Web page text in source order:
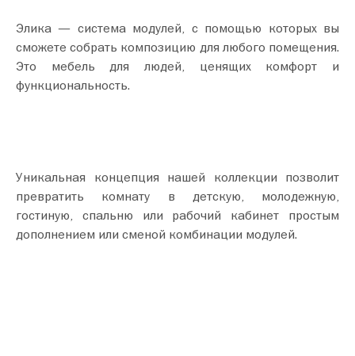
Элика — система модулей, с помощью которых вы
сможете собрать композицию для любого помещения.
Это мебель для людей, ценящих комфорт и
функциональность.
Уникальная концепция нашей коллекции позволит
превратить комнату в детскую, молодежную,
гостиную, спальню или рабочий кабинет простым
дополнением или сменой комбинации модулей.